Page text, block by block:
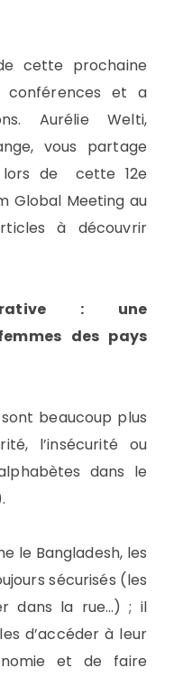
cette prochaine
conférences et a
Aurélie Welti,
vous partage
lors de cette 12e
Global Meeting au
à découvrir
: une
des pays
beaucoup plus
l’insécurité ou
dans le
le Bangladesh, les
sécurisés (les
dans la rue…) ; il
d’accéder à leur
et de faire